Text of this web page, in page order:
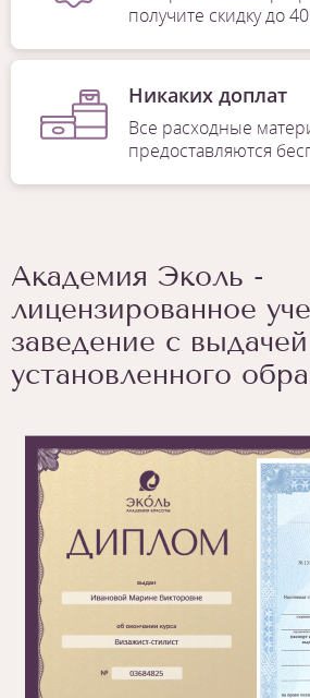
получите скидку до
Никаких доплат
Все расходные
предоставляются
Академия Эколь -
лицензированное
заведение с
установленного